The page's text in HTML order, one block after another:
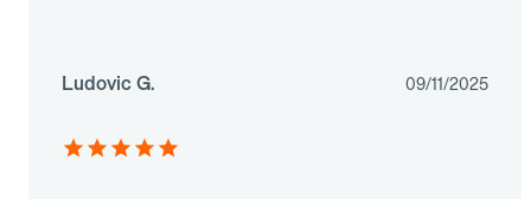
Ludovic G. 09/11/2025